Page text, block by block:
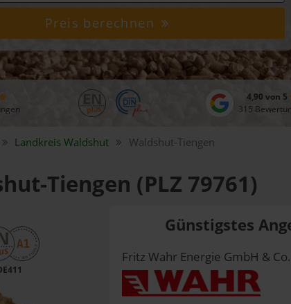
Preis berechnen
4,90 von 5
315
LandkreisWaldshut Waldshut-Tiengen
Tiengen (PLZ 79761)
Günstigstes
Fritz Wahr Energie GmbH &